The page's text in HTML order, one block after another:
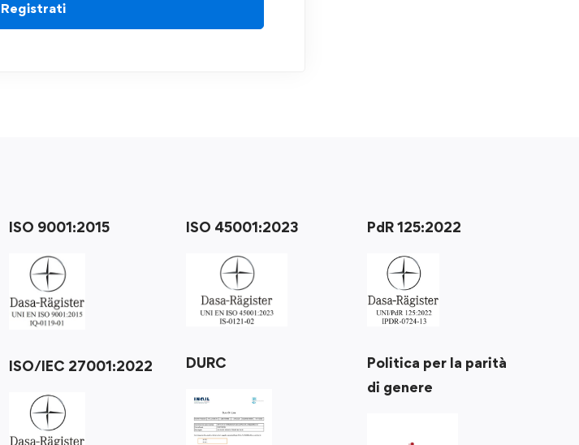
Registrati
ISO 9001:2015
ISO/IEC 27001:2022
ISO 45001:2023
DURC
PdR 125:2022
Politica per la parità
di genere